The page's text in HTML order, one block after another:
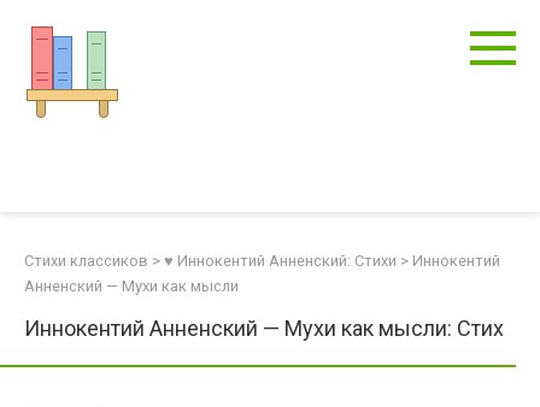
контенту
Стихи классиков > ♥ Иннокентий Анненский: Стихи > Иннокентий
Анненский — Мухи как мысли
Иннокентий Анненский — Мухи как мысли: Стих